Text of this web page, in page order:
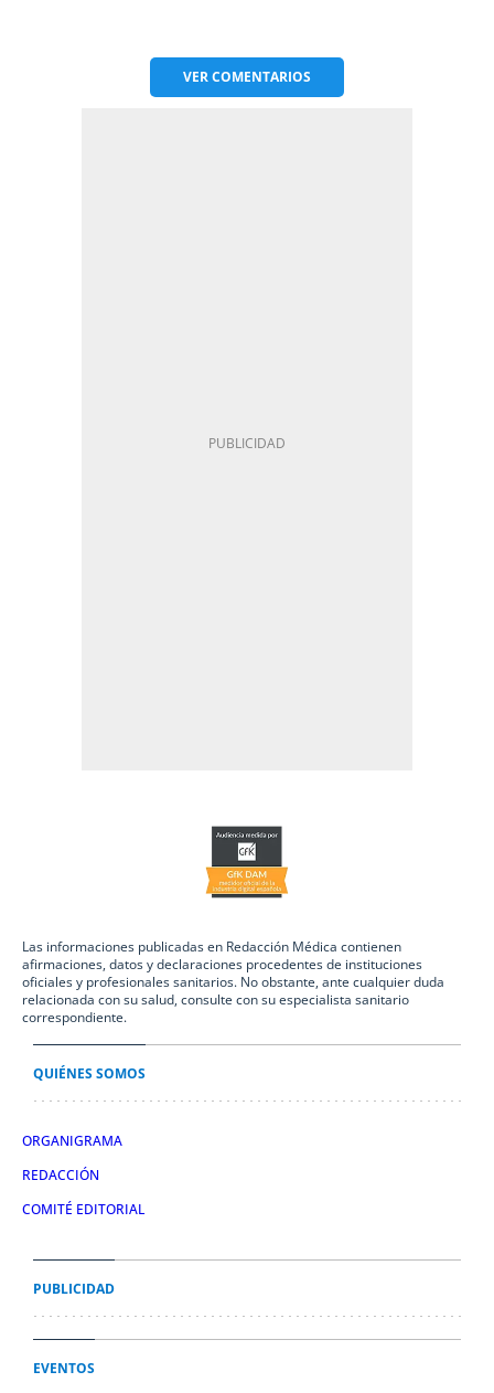
VERCOMENTARIOS
Las informaciones publicadas en Redacción Médica contienen
afirmaciones, datos y declaraciones procedentes de instituciones
oficiales y profesionales sanitarios. No obstante, ante cualquier duda
relacionada con su salud, consulte con su especialista sanitario
correspondiente.
QUIÉNES SOMOS
ORGANIGRAMA
REDACCIÓN
COMITÉ EDITORIAL
PUBLICIDAD
EVENTOS